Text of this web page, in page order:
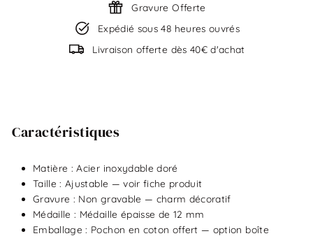
Gravure Offerte
Expédié sous 48 heures ouvrés
Livraison offerte dès 40€ d'achat
Caractéristiques
Matière : Acier inoxydable doré
Taille : Ajustable — voir fiche produit
Gravure : Non gravable — charm décoratif
Médaille : Médaille épaisse de 12 mm
Emballage : Pochon en coton offert — option boîte